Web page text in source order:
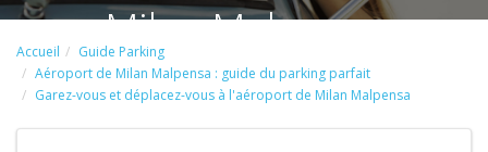
Milan Malpensa
Accueil
Guide Parking
Aéroport de Milan Malpensa : guide du parking parfait
Garez-vous et déplacez-vous à l'aéroport de Milan Malpensa